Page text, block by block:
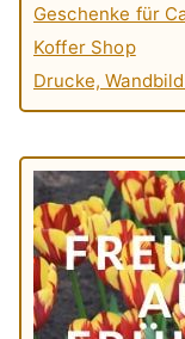
Geschenke für
Koffer Shop
Drucke,